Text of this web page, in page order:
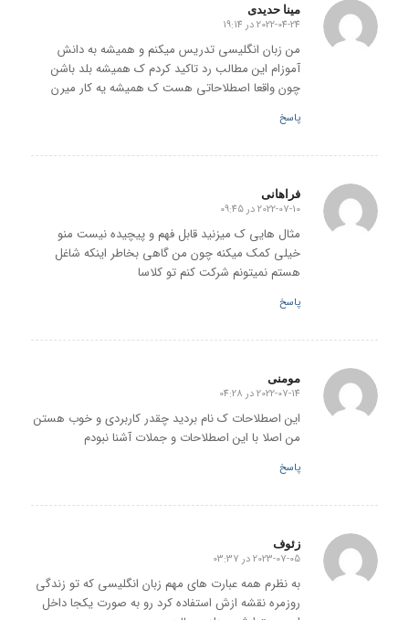
مینا حدیدی
گفته:
2022-04-24 در 19:14
من زبان انگلیسی تدریس میکنم و همیشه به دانش
آموزام این مطالب رد تاکید کردم ک همیشه بلد باشن
چون واقعا اصطلاحاتی هست ک همیشه یه کار میرن
پاسخ
فراهانی
گفته:
2022-07-10 در 09:45
مثال هایی ک میزنید قابل فهم و پیچیده نیست منو
خیلی کمک میکنه چون من گاهی بخاطر اینکه شاغل
هستم نمیتونم شرکت کنم تو کلاسا
پاسخ
مومنی
گفته:
2022-07-14 در 04:28
این اصطلاحات ک نام بردید چقدر کاربردی و خوب هستن
من اصلا با این اصطلاحات و جملات آشنا نبودم
پاسخ
زئوف
گفته:
2023-07-05 در 03:37
به نظرم همه عبارت های مهم زبان انگلیسی که تو زندگی
روزمره نقشه ازش استفاده کرد رو به صورت یکجا داخل